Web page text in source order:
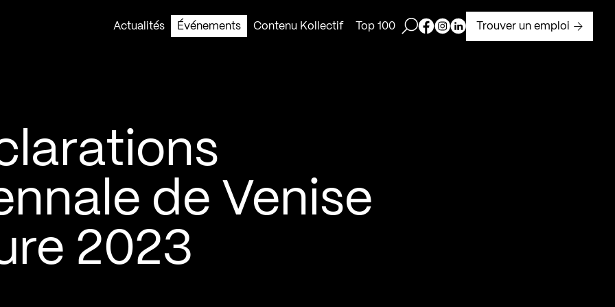
Actualités
Événements Contenu Kollectif Top 100 Ouvrir la barre de recherche
Page Facebook de Kollectif
Page Instagram de Kollectif
Page Linkedin de Kollectif
Trouver un emploi
de Venise
2023